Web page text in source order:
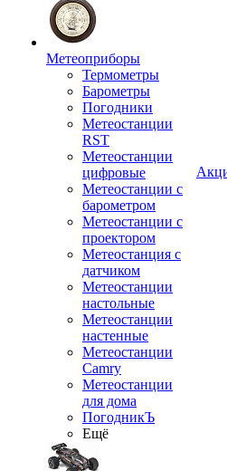
Метеоприборы
Термометры
Барометры
Погодники
Метеостанции
RST
Метеостанции
цифровые
Метеостанции с
барометром
Метеостанции с
проектором
Метеостанция с
датчиком
Метеостанции
настольные
Метеостанции
настенные
Метеостанции
Camry
Метеостанции
для дома
ПогодникЪ
Ещё